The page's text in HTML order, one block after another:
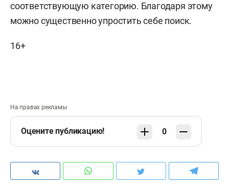
соответствующую категорию. Благодаря этому
можно существенно упростить себе поиск.
16+
На правах рекламы
Оцените публикацию! 0